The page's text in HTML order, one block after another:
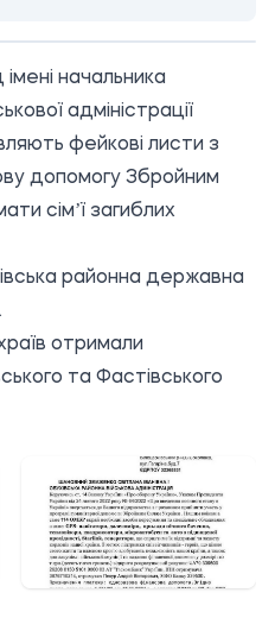
начальника
адміністрації
фейкові листи з
допомогу Збройним
сімʼї загиблих
районна державна
отримали
та Фастівського